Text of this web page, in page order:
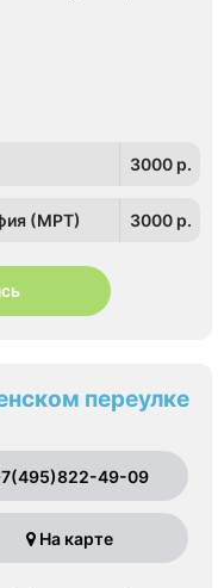
3000 p.
(МРТ) 3000 p.
переулке
49-09
На карте